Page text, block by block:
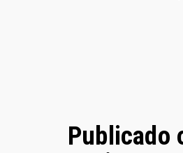
Publicado